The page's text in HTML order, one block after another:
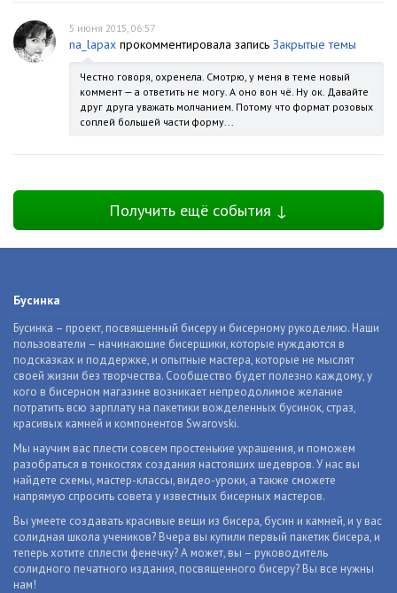
5 июня 2015, 06:57
na_lapax прокомментировала запись Закрытые темы
Честно говоря, охренела. Смотрю, у меня в теме новый
коммент — а ответить не могу. А оно вон чё. Ну ок. Давайте
друг друга уважать молчанием. Потому что формат розовых
соплей большей части форму...
Получить ещё события ↓
Бусинка
Бусинка – проект, посвященный бисеру и бисерному рукоделию. Наши
пользователи – начинающие бисерщики, которые нуждаются в
подсказках и поддержке, и опытные мастера, которые не мыслят
своей жизни без творчества. Сообщество будет полезно каждому, у
кого в бисерном магазине возникает непреодолимое желание
потратить всю зарплату на пакетики вожделенных бусинок, страз,
красивых камней и компонентов Swarovski.
Мы научим вас плести совсем простенькие украшения, и поможем
разобраться в тонкостях создания настоящих шедевров. У нас вы
найдете схемы, мастер-классы, видео-уроки, а также сможете
напрямую спросить совета у известных бисерных мастеров.
Вы умеете создавать красивые вещи из бисера, бусин и камней, и у вас
солидная школа учеников? Вчера вы купили первый пакетик бисера, и
теперь хотите сплести фенечку? А может, вы – руководитель
солидного печатного издания, посвященного бисеру? Вы все нужны
нам!